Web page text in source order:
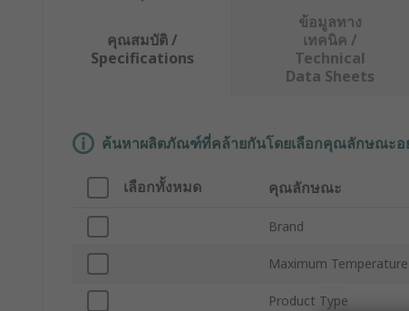
คุณสมบัติ /
Specifications
ข้อมูลทาง
เทคนิค /
Technical
Data Sheets
ค้นหาผลิตภัณฑ์ที่คล้ายกันโดยเลือกคุณลักษณะอ
เลือกทั้งหมด คุณลักษณะ
Brand
Maximum
Product Type